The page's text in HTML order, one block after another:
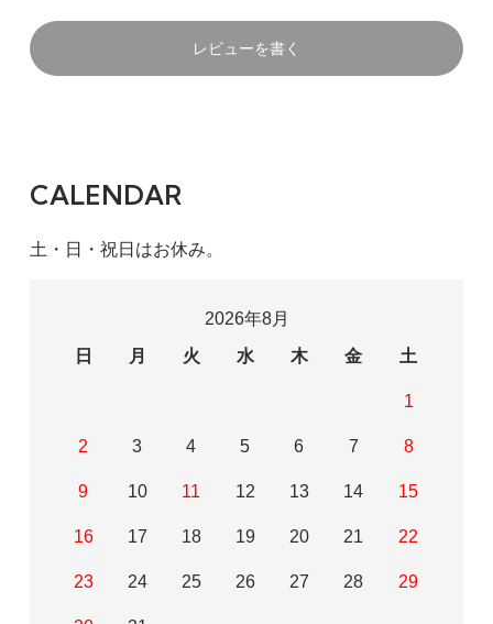
レビューを書く
CALENDAR
土・日・祝日はお休み。
2026年8月
日
月 火 水 木 金 土
1
2 3 4 5 6 7 8
9 10 11 12 13 14 15
16 17 18 19 20 21 22
23 24 25 26 27 28 29